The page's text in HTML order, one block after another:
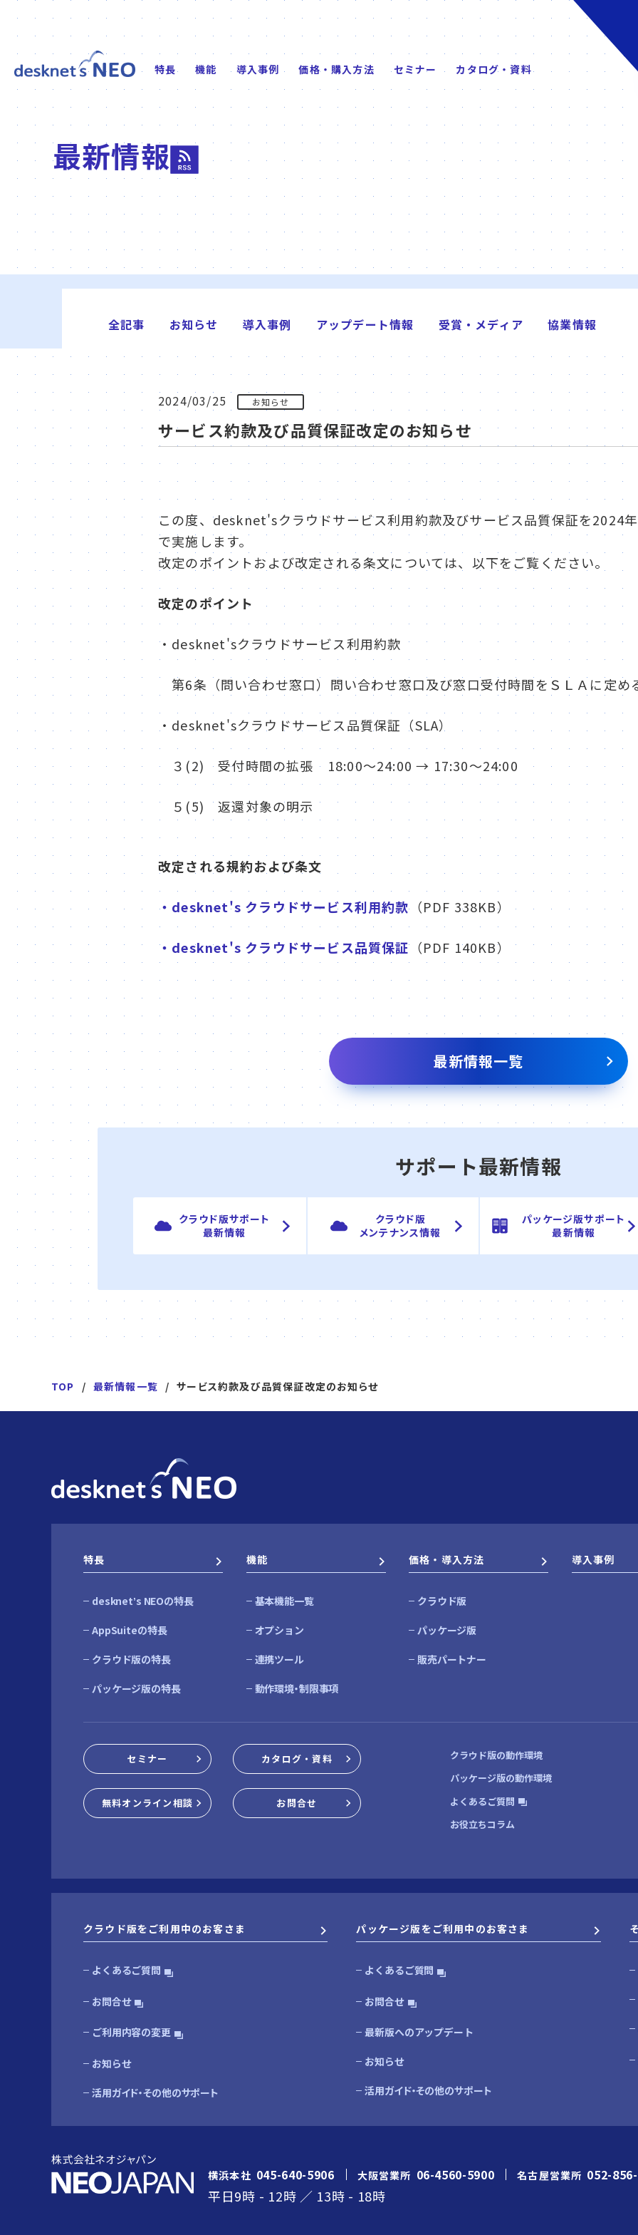
特長 機能 導入事例 価格・購入方法 セミナー カタログ・資料
最新情報
全記事 お知らせ 導入事例 アップデート情報 受賞・メディア 協業情報
2024/03/25 お知らせ
サービス約款及び品質保証改定のお知らせ
この度、desknet'sクラウドサービス利用約款及びサービス品質保証を2024
で実施します。
改定のポイントおよび改定される条文については、以下をご覧ください。
改定のポイント
・desknet'sクラウドサービス利用約款
第6条（問い合わせ窓口）問い合わせ窓口及び窓口受付時間をＳＬＡに定め
・desknet'sクラウドサービス品質保証（SLA）
３(2) 受付時間の拡張 18:00～24:00 → 17:30～24:00
５(5) 返還対象の明示
改定される規約および条文
・desknet's クラウドサービス利用約款（PDF 338KB）
・desknet's クラウドサービス品質保証（PDF 140KB）
最新情報一覧
サポート最新情報
クラウド版サポート
最新情報
クラウド版
メンテナンス情報
パッケージ版サポート
最新情報
TOP 最新情報一覧 サービス約款及び品質保証改定のお知らせ
特長
desknetʼs NEOの特長
AppSuiteの特長
クラウド版の特長
パッケージ版の特長
機能
基本機能一覧
オプション
連携ツール
動作環境・制限事項
価格・導入方法
クラウド版
パッケージ版
販売パートナー
導入事例
セミナー カタログ・資料
無料オンライン相談 お問合せ
クラウド版の動作環境
パッケージ版の動作環境
よくあるご質問
お役立ちコラム
クラウド版をご利用中のお客さま
よくあるご質問
お問合せ
ご利用内容の変更
お知らせ
活用ガイド・その他のサポート
パッケージ版をご利用中のお客さま
よくあるご質問
お問合せ
最新版へのアップデート
お知らせ
活用ガイド・その他のサポート
横浜本社 045-640-5906 大阪営業所 06-4560-5900 名古屋営業所 052-
平日9時 - 12時 ／ 13時 - 18時